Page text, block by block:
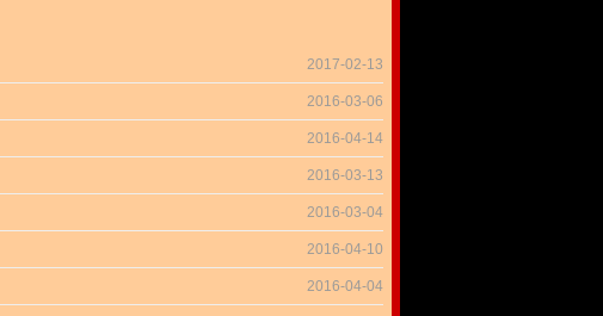
2017-02-13
2016-03-06
2016-04-14
2016-03-13
2016-03-04
2016-04-10
2016-04-04